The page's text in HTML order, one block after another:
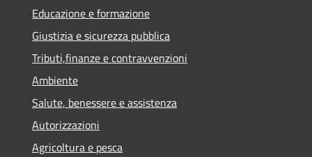
Educazione e formazione
Giustizia e sicurezza pubblica
Tributi,finanze e contravvenzioni
Ambiente
Salute, benessere e assistenza
Autorizzazioni
Agricoltura e pesca